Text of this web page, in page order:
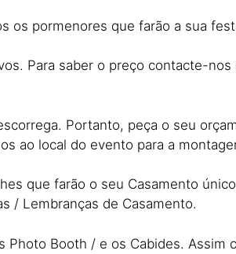
os pormenores que farão a sua
Para saber o preço contacte-
Portanto, peça o seu
ao local do evento para a
que farão o seu Casamento
/ Lembranças de Casamento.
Photo Booth / e os Cabides.